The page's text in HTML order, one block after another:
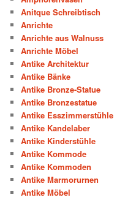
Anitque Schreibtisch
Anrichte
Anrichte aus Walnuss
Anrichte Möbel
Antike Architektur
Antike Bänke
Antike Bronze-Statue
Antike Bronzestatue
Antike Esszimmerstühle
Antike Kandelaber
Antike Kinderstühle
Antike Kommode
Antike Kommoden
Antike Marmorurnen
Antike Möbel